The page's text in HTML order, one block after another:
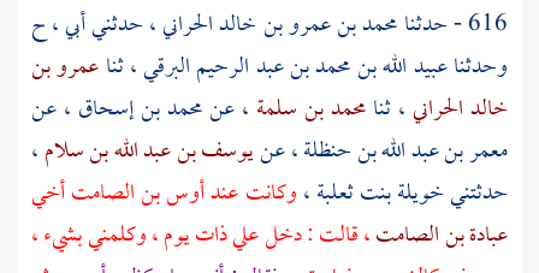
616 - حدثنا
محمد بن عمرو بن خالد الحراني، حدثني أبي ، ح
وحدثناعبيد الله بن محمد بن عبد الرحيم البرقي، ثناعمرو بن
خالد الحراني، ثنامحمد بن سلمة ، عنمحمد بن إسحاق ، عن
معمر بن عبد الله بن حنظلة، عنيوسف بن عبد الله بن سلام،
حدثتنيخويلة بنت ثعلبة،وكانت عندأوس بن الصامتأخي
عبادة بن الصامت، قالت : دخل علي ذات يوم ، وكلمني بشيء ،